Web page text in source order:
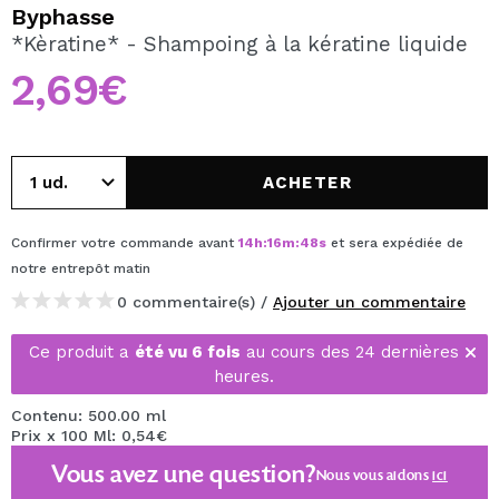
En créant un compte sur Maquibeauty.fr vous pourrez
effectuer vos achats rapidement, vérifier l'état de vos
commandes et consulter vos opérations précédentes.
CRÉER UN COMPTE
Byphasse
*Kèratine* - Shampoing à la kératine liquide
2,69€
ACHETER
Confirmer votre commande avant 14h:16m:48s et sera expédiée de
notre entrepôt matin
0 commentaire(s) / Ajouter un commentaire
Ce produit a été vu 6 fois au cours des 24 dernières
heures.
Contenu: 500.00 ml
Prix x 100 Ml: 0,54€
Vous avez une question?Nous vous aidonsici